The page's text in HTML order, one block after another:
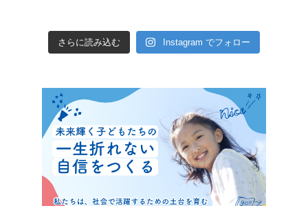
さらに読み込む Instagram でフォロー